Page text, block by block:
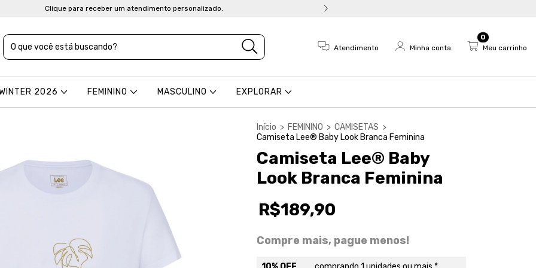
Clique para receber um atendimento personalizado.
Atendimento Minha conta Meu carrinho
0
2026 FEMININO MASCULINO EXPLORAR
Início > FEMININO > CAMISETAS >
Camiseta Lee® Baby Look Branca Feminina
Camiseta Lee® Baby
Look Branca Feminina
R$189,90
Compre mais, pague menos!